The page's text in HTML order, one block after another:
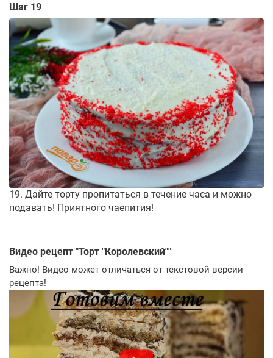
Шаг 19
19. Дайте торту пропитаться в течение часа и можно
подавать! Приятного чаепития!
Видео рецепт "Торт "Королевский""
Важно! Видео может отличаться от текстовой версии
рецепта!